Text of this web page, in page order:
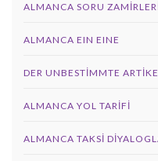
ALMANCA SORU
ALMANCA EIN EINE
DER UNBESTIMMTE
ALMANCA YOL TARIFI
ALMANCA TAKSI